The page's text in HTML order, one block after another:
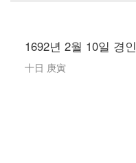
1692년 2월 10일 경인
十日 庚寅